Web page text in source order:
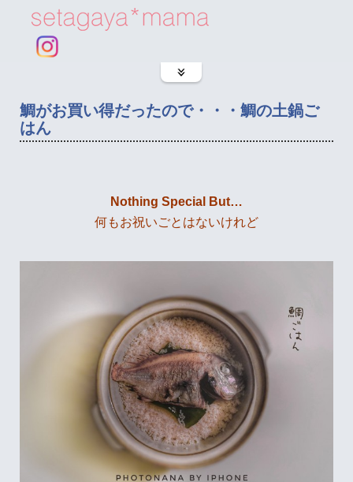
鯛がお買い得だったので・・・鯛の土鍋ご
はん
Nothing Special But…
何もお祝いごとはないけれど